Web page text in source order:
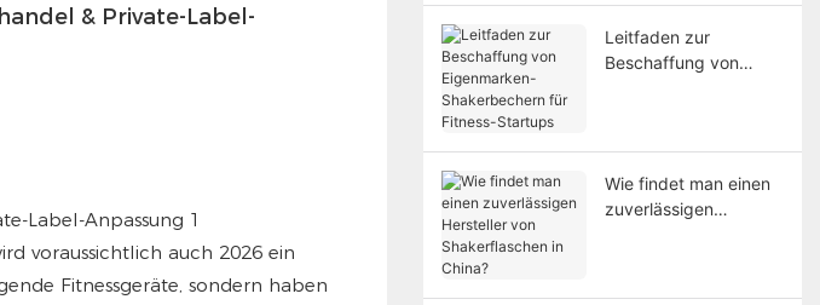
& Private-Label-
voraussichtlich auch 2026 ein
Fitnessgeräte, sondern haben
Leitfaden zur
Beschaffung von
Wie findet man einen
zuverlässigen